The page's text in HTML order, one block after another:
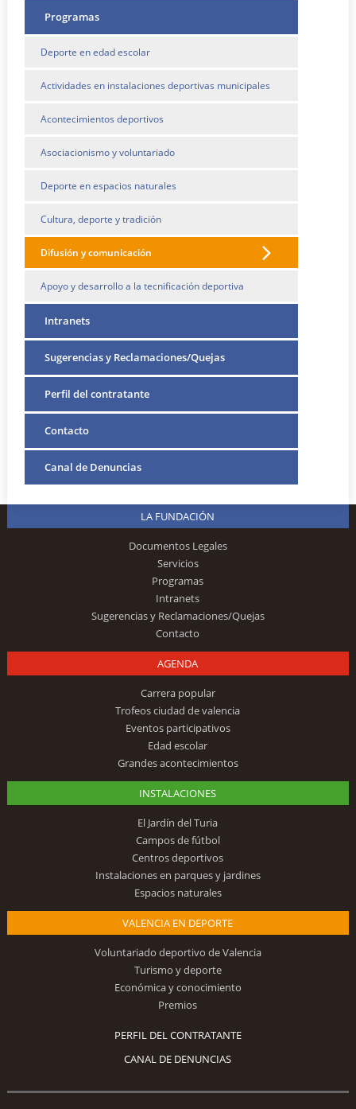
Programas
Deporte en edad escolar
Actividades en instalaciones deportivas municipales
Acontecimientos deportivos
Asociacionismo y voluntariado
Deporte en espacios naturales
Cultura, deporte y tradición
Difusión y comunicación
Apoyo y desarrollo a la tecnificación deportiva
Intranets
Sugerencias y Reclamaciones/Quejas
Perfil del contratante
Contacto
Canal de Denuncias
LA FUNDACIÓN
Documentos Legales
Servicios
Programas
Intranets
Sugerencias y Reclamaciones/Quejas
Contacto
AGENDA
Carrera popular
Trofeos ciudad de valencia
Eventos participativos
Edad escolar
Grandes acontecimientos
INSTALACIONES
El Jardín del Turia
Campos de fútbol
Centros deportivos
Instalaciones en parques y jardines
Espacios naturales
VALENCIA EN DEPORTE
Voluntariado deportivo de Valencia
Turismo y deporte
Económica y conocimiento
Premios
PERFIL DEL CONTRATANTE
CANAL DE DENUNCIAS